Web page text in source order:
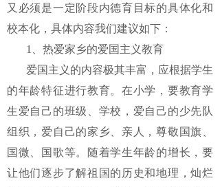
又必须是一定阶段内德育目标的具体化和
校本化，具体内容我们建议如下：
1、热爱家乡的爱国主义教育
爱国主义的内容极其丰富，应根据学生
的年龄特征进行教育。在小学，要教育学
生爱自己的班级、学校，爱自己的少先队
组织，爱自己的家乡、亲人，尊敬国旗、
国微、国歌等。随着学生年龄的增长，要
让他们逐步了解祖国的历史和地理，灿烂